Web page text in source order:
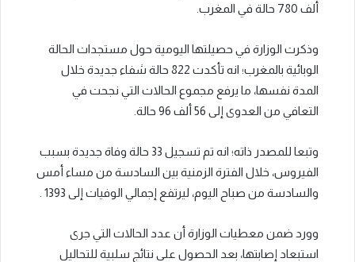
ألف 780 حالة في المغرب.
وذكرت الوزارة في حصيلتها اليومية حول مستجدات الحالة
الوبائية بالمغرب؛ انه تأكدت 822 حالة شفاء جديدة خلال
المدة نفسها، ما يرفع مجموع الحالات التي نجحت في
التعافي من العدوى إلى 56 ألف 96 حالة.
وتبعا للمصدر ذاته؛ انه تم تسجيل 33 حالة وفاة جديدة بسبب
الفيروس، خلال الفترة الزمنية بين السادسة من مساء أمس
والسادسة من صباح اليوم، ليرتفع إجمالي الوفيات إلى 1393 .
وورد ضمن معطيات الوزارة أن عدد الحالات التي جرى
استبعاد إصابتها، بعد الحصول على نتائج سلبية للتحاليل